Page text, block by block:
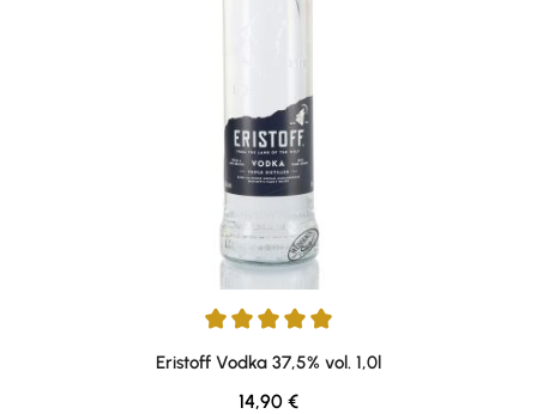
Durchschnittliche Bewertung von 5 von 5 Sternen
Eristoff Vodka 37,5% vol. 1,0l
Regulärer Preis:
14,90 €